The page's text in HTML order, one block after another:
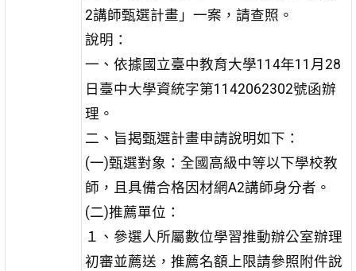
2講師甄選計畫」一案，請查照。
說明：
一、依據國立臺中教育大學114年11月28
日臺中大學資統字第1142062302號函辦
理。
二、旨揭甄選計畫申請說明如下：
(一)甄選對象：全國高級中等以下學校教
師，且具備合格因材網A2講師身分者。
(二)推薦單位：
１、參選人所屬數位學習推動辦公室辦理
初審並薦送，推薦名額上限請參照附件說